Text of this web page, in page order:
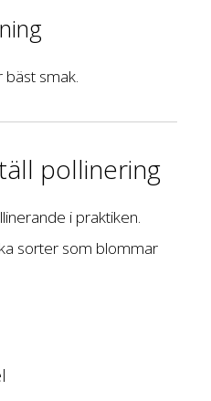
smak.
pollinering
i praktiken.
sorter som blommar